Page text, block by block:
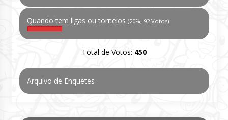
Quando tem ligas ou torneios (20%, 92 Votos)
Total de Votos: 450
Arquivo de Enquetes